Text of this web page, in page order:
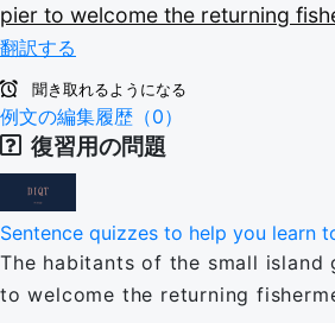
pier to welcome the returning
翻訳する
聞き取れるようになる
例文の編集履歴（0）
復習用の問題
Sentence quizzes to help you learn
The habitants of the small island
to welcome the returning